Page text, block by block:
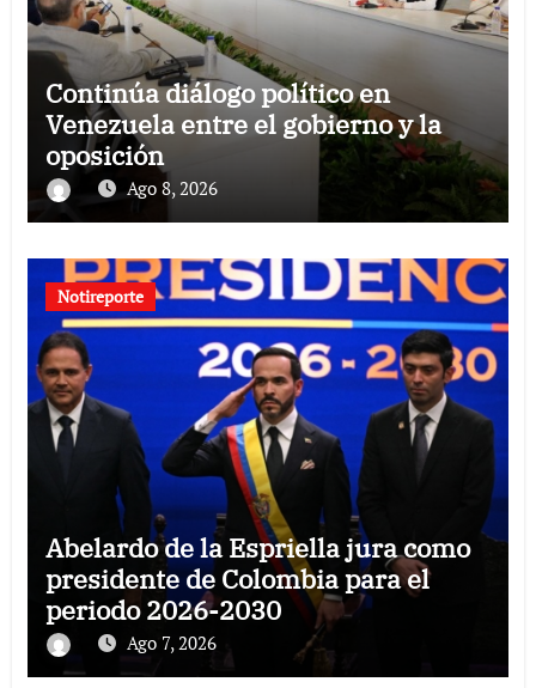
Continúa diálogo político en
Venezuela entre el gobierno y la
oposición
Ago 8, 2026
Notireporte
Abelardo de la Espriella jura como
presidente de Colombia para el
periodo 2026-2030
Ago 7, 2026